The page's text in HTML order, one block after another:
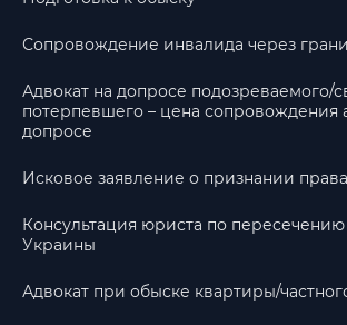
Сопровождение инвалида через
Адвокат на допросе подозреваемого/
потерпевшего – цена сопровождения
допросе
Исковое заявление о признании
Консультация юриста по
Украины
Адвокат при обыске квартиры/